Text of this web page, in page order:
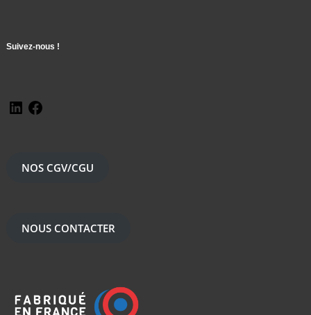
Suivez-nous !
NOS CGV/CGU
NOUS CONTACTER